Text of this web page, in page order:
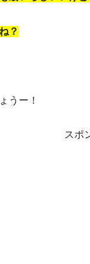
？
うー！
スポ